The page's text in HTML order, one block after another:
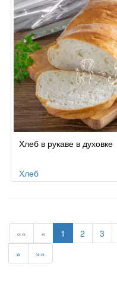
Хлеб в рукаве в духовке
Хлеб
«« « 1 2 3
»
»»